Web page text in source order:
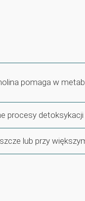
pomaga w
procesy detoksykacji
lub przy